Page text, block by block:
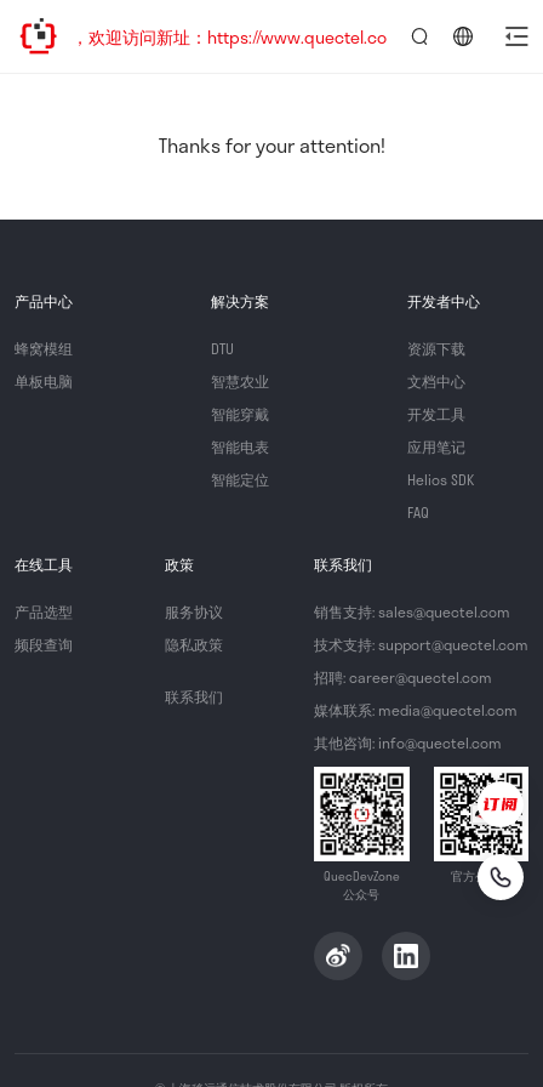
已迁移，欢迎访问新址：https://www.quectel.com.cn
Thanks for your attention!
产品中心
蜂窝模组
单板电脑
解决方案
DTU
智慧农业
智能穿戴
智能电表
智能定位
开发者中心
资源下载
文档中心
开发工具
应用笔记
Helios SDK
FAQ
在线工具
产品选型
频段查询
政策
服务协议
隐私政策
联系我们
联系我们
销售支持: sales@quectel.com
技术支持: support@quectel.com
招聘: career@quectel.com
媒体联系: media@quectel.com
其他咨询: info@quectel.com
QuecDevZone
公众号
官方公众号